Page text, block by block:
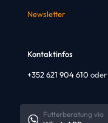
Newsletter
Kontaktinfos
+352 621 904 610 oder
Futterberatung via